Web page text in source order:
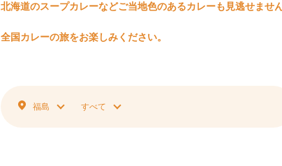
北海道のスープカレーなどご当地色のあるカレーも見逃せません
全国カレーの旅をお楽しみください。
福島 すべて